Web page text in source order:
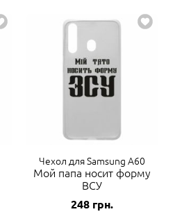
Чехол для Samsung A60
Мой папа носит форму
ВСУ
248 грн.